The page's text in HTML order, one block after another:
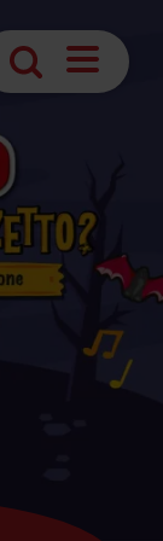
Ricerca Apri